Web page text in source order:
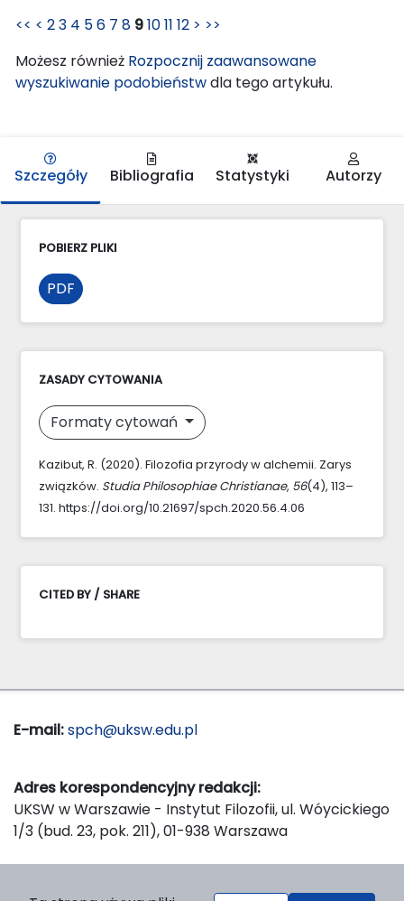
<< < 23 4 56 7 8 91011 12 > >>
Możesz również Rozpocznij zaawansowane
wyszukiwanie podobieństwdla tego artykułu.
Szczegóły Bibliografia Statystyki Autorzy
POBIERZ PLIKI
PDF
ZASADY CYTOWANIA
Formaty cytowań
Kazibut, R. (2020). Filozofia przyrody w alchemii. Zarys
związków. Studia Philosophiae Christianae, 56(4), 113–
131. https://doi.org/10.21697/spch.2020.56.4.06
CITED BY / SHARE
E-mail:spch@uksw.edu.pl
Adres korespondencyjny redakcji:
UKSW w Warszawie - Instytut Filozofii, ul. Wóycickiego
1/3 (bud. 23, pok. 211), 01-938 Warszawa